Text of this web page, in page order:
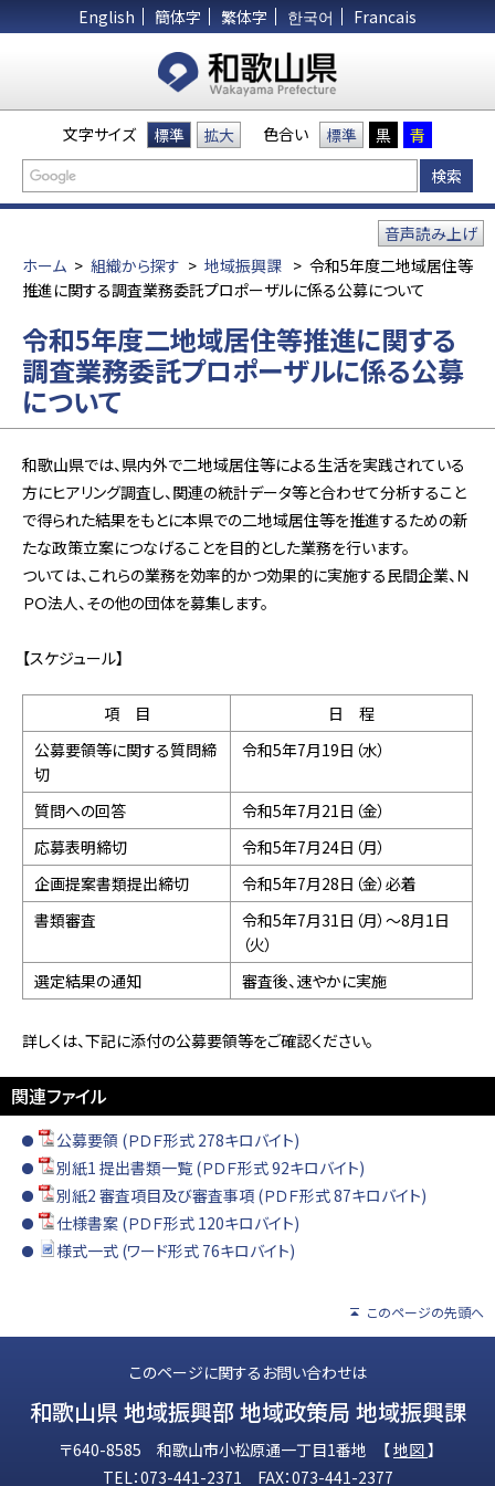
English 簡体字 繁体字 한국어 Francais
文字サイズ 標準 拡大 色合い 標準 黒 青
ホーム > 組織から探す > 地域振興課 > 令和5年度二地域居住等
推進に関する調査業務委託プロポーザルに係る公募について
音声読み上げ
令和5年度二地域居住等推進に関する
調査業務委託プロポーザルに係る公募
について
和歌山県では、県内外で二地域居住等による生活を実践されている
方にヒアリング調査し、関連の統計データ等と合わせて分析すること
で得られた結果をもとに本県での二地域居住等を推進するための新
たな政策立案につなげることを目的とした業務を行います。
ついては、これらの業務を効率的かつ効果的に実施する民間企業、Ｎ
ＰＯ法人、その他の団体を募集します。
【スケジュール】
項 目
日 程
公募要領等に関する質問締
切
令和5年7月19日（水）
質問への回答
令和5年7月21日（金）
応募表明締切
令和5年7月24日（月）
企画提案書類提出締切
令和5年7月28日（金）必着
書類審査
令和5年7月31日（月）～8月1日
（火）
選定結果の通知
審査後、速やかに実施
詳しくは、下記に添付の公募要領等をご確認ください。
関連ファイル
公募要領 (ＰＤＦ形式 278キロバイト)
別紙1 提出書類一覧 (ＰＤＦ形式 92キロバイト)
別紙2 審査項目及び審査事項 (ＰＤＦ形式 87キロバイト)
仕様書案 (ＰＤＦ形式 120キロバイト)
様式一式 (ワード形式 76キロバイト)
このページの先頭へ
このページに関するお問い合わせは
和歌山県 地域振興部 地域政策局 地域振興課
〒640-8585 和歌山市小松原通一丁目1番地 【地図】
TEL：073-441-2371 FAX：073-441-2377